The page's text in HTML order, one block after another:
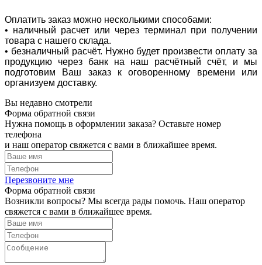
Оплатить заказ можно несколькими способами:
• наличный расчет или через терминал при получении
товара с нашего склада.
• безналичный расчёт. Нужно будет произвести оплату за
продукцию через банк на наш расчётный счёт, и мы
подготовим Ваш заказ к оговоренному времени или
организуем доставку.
Вы недавно смотрели
Форма обратной связи
Нужна помощь в оформлении заказа? Оставьте номер
телефона
и наш оператор свяжется с вами в ближайшее время.
Перезвоните мне
Форма обратной связи
Возникли вопросы? Мы всегда рады помочь. Наш оператор
свяжется с вами в ближайшее время.